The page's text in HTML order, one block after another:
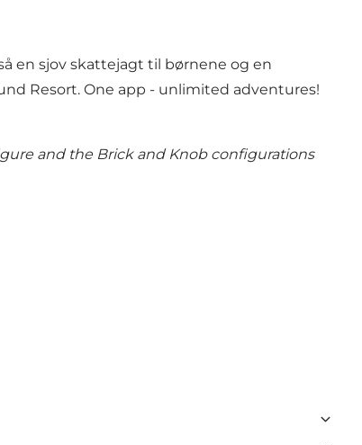
en sjov skattejagt til børnene og en
Resort. One app - unlimited adventures!
and the Brick and Knob configurations